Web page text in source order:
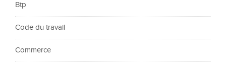
Btp
Code du travail
Commerce